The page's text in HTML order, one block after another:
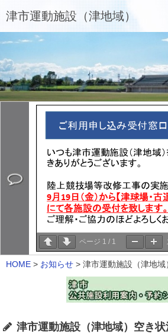
津市運動施設（津地域）
ページ 1 / 1
HOME > お知らせ > 津市運動施設（津地
津市運動施設（津地域）空き